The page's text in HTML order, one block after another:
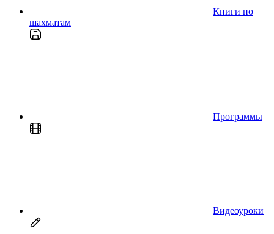
Книги по
шахматам
Программы
Видеоуроки